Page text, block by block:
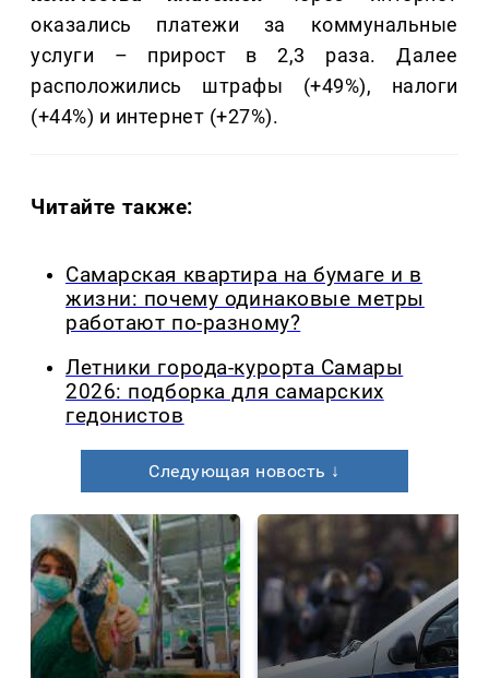
оказались платежи за коммунальные
услуги – прирост в 2,3 раза. Далее
расположились штрафы (+49%), налоги
(+44%) и интернет (+27%).
Читайте также:
Самарская квартира на бумаге и в
жизни: почему одинаковые метры
работают по-разному?
Летники города-курорта Самары
2026: подборка для самарских
гедонистов
Следующая новость ↓